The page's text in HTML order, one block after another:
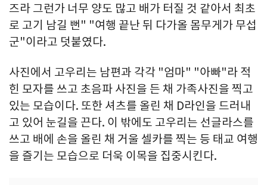
즈라 그런가 너무 양도 많고 배가 터질 것 같아서 최초
로 고기 남길 뻔" "여행 끝난 뒤 다가올 몸무게가 무섭
군"이라고 덧붙였다.
사진에서 고우리는 남편과 각각 "엄마" "아빠"라 적
힌 모자를 쓰고 초음파 사진을 든 채 가족사진을 찍고
있는 모습이다. 또한 셔츠를 올린 채 D라인을 드러내
고 있어 눈길을 끈다. 이 밖에도 고우리는 선글라스를
쓰고 배에 손을 올린 채 거울 셀카를 찍는 등 태교 여행
을 즐기는 모습으로 더욱 이목을 집중시킨다.